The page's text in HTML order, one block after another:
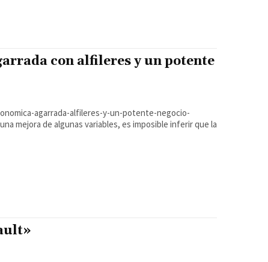
con alfileres y un potente
agarrada-alfileres-y-un-potente-negocio-